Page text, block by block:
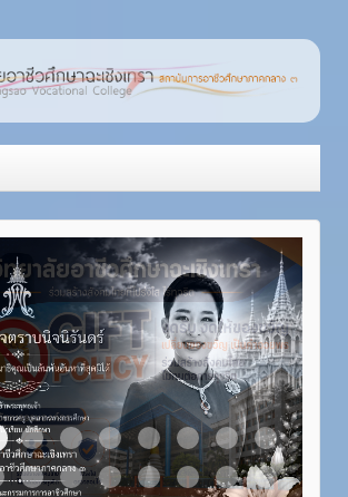
Item 3Item 4Item 5Item 6 Item 7Item 8Item 9Item 10
Item 13Item 14Item 15Item 16Item 17Item 18Item 19Item 20